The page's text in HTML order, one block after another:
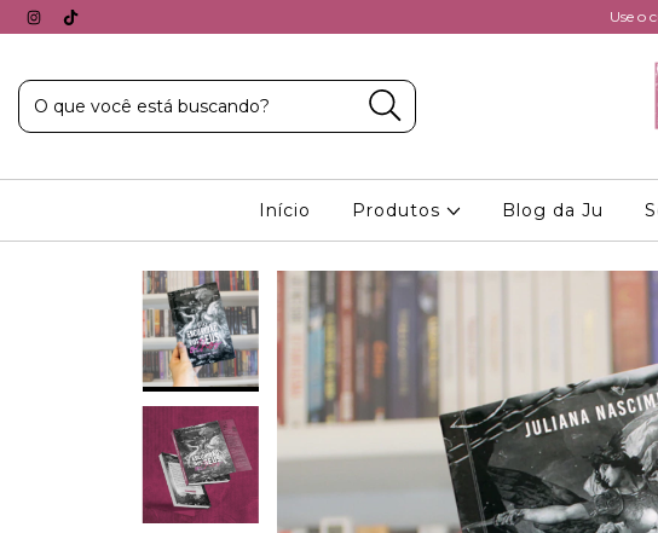
Use o
Início Produtos Blog da Ju